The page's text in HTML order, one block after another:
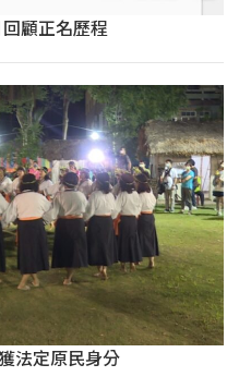
顧正名歷程
法定原民身分